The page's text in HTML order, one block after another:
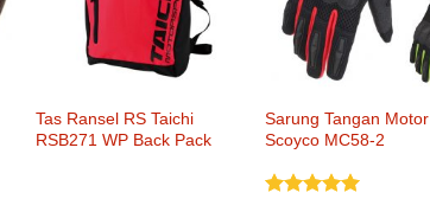
Tas Ransel RS Taichi
RSB271 WP Back Pack
Sarung Tangan Motor
Scoyco MC58-2